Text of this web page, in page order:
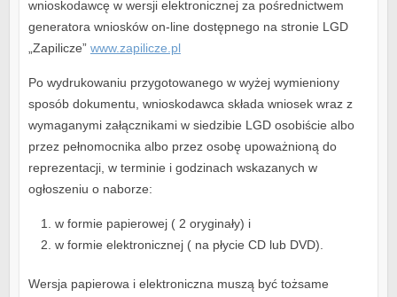
wnioskodawcę w wersji elektronicznej za pośrednictwem
generatora wniosków on-line dostępnego na stronie LGD
„Zapilicze” www.zapilicze.pl
Po wydrukowaniu przygotowanego w wyżej wymieniony
sposób dokumentu, wnioskodawca składa wniosek wraz z
wymaganymi załącznikami w siedzibie LGD osobiście albo
przez pełnomocnika albo przez osobę upoważnioną do
reprezentacji, w terminie i godzinach wskazanych w
ogłoszeniu o naborze:
w formie papierowej ( 2 oryginały) i
w formie elektronicznej ( na płycie CD lub DVD).
Wersja papierowa i elektroniczna muszą być tożsame